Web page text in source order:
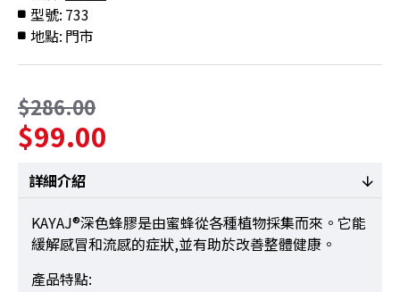
型號: 733
地點: 門市
$99.00
$286.00
詳細介紹
KAYAJ®深色蜂膠是由蜜蜂從各種植物採集而來。它能
緩解感冒和流感的症狀,並有助於改善整體健康。
產品特點: